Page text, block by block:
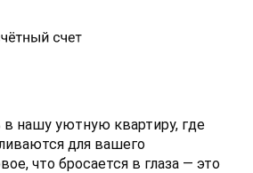
нашу уютную квартиру, где
для вашего
что бросается в глаза — это